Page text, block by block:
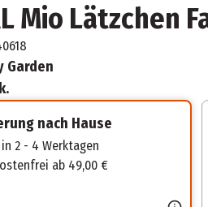
Mio Lätzchen
Garden
nach Hause
2 - 4 Werktagen
ab 49,00 €